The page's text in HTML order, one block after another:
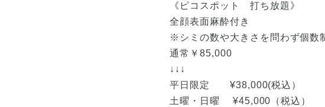
《ピコスポット 打ち放題》
全顔表面麻酔付き
※シミの数や大きさを問わず個数
通常￥85,000
↓↓↓
平日限定 ¥38,000(税込）
土曜・日曜 ¥45,000（税込）